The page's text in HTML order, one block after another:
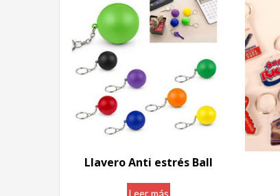
Llavero Anti estrés Ball
Leer más